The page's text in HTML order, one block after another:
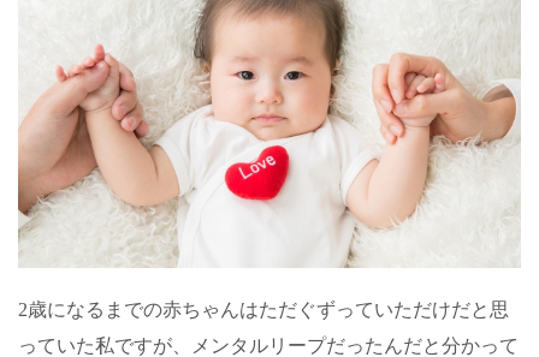
2歳になるまでの赤ちゃんはただぐずっていただけだと思
っていた私ですが、メンタルリープだったんだと分かって